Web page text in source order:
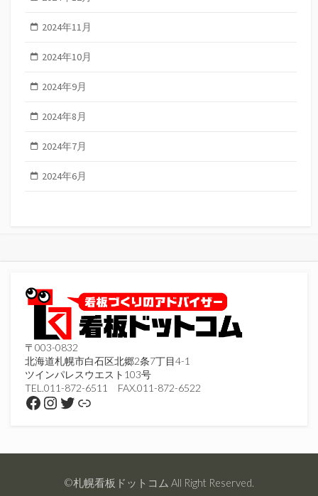
2024年11月
2024年10月
2024年9月
2024年8月
2024年7月
2024年6月
〒003-0832
北海道札幌市白石区北郷2条7丁目4-1
ツインパレスウエスト103号
TEL.011-872-6511 FAX.011-872-6522
Facebook Instagram Twitter リンク
©札幌看板ドットコム All Right Reserved.